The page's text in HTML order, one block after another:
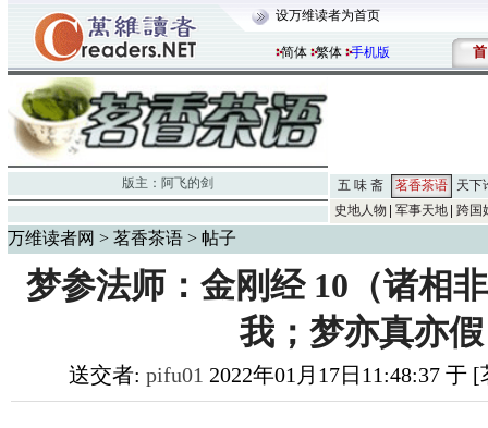
设万维读者为首页
简体 繁体 手机版 首
版主： 阿飞的剑 五 味 斋 茗香茶语
天下
史地人物
军事天地 跨国
万维读者网 > 茗香茶语 > 帖子
梦参法师：金刚经 10（诸相
我；梦亦真亦
送交者: pifu01 2022年01月17日11:48:37 于